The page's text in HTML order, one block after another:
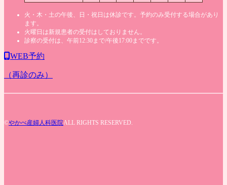
火・木・土の午後、日・祝日は休診です。予約のみ受付する場合があり
ます。
火曜日は新規患者の受付はしておりません。
診察の受付は、午前12:30まで/午後17:00までです。
WEB予約
（再診のみ）
©やかべ産婦人科医院ALL RIGHTS RESERVED.